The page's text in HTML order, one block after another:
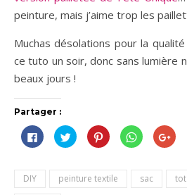
peinture, mais j’aime trop les
Muchas désolations pour la
ce tuto un soir, donc sans lumière
beaux jours !
Partager :
Cliquez
pour
partager
Cliquez
pour
partager
dans
une
Cliquez
pour
partager
dans
une
Cliquez
pour
partager
dans
une
pour
DIY peinture textile sac